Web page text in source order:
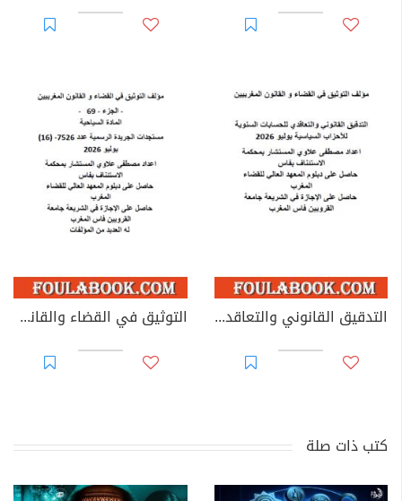
التدقيق القانوني والتعاقدي للحسابات السنوية للأحزاب السياسية التوثيق في القضاء والقانون المغربيين - الجزء 69
كتب ذات صلة